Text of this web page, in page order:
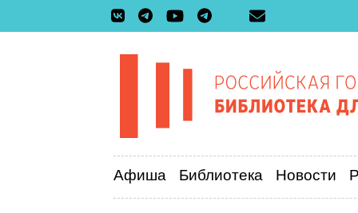
Афиша Библиотека Новости